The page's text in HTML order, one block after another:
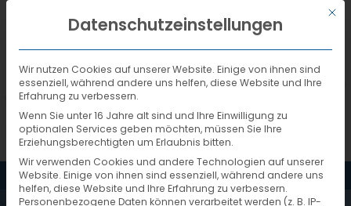
DEUTSCH
MENÜ
Mit
Datenschutzeinstellungen
Wir nutzen Cookies auf unserer Website. Einige von ihnen sind
essenziell, während andere uns helfen, diese Website und Ihre
Erfahrung zu verbessern.
Wenn Sie unter 16 Jahre alt sind und Ihre Einwilligung zu
optionalen Services geben möchten, müssen Sie Ihre
Erziehungsberechtigten um Erlaubnis bitten.
Wir verwenden Cookies und andere Technologien auf unserer
Website. Einige von ihnen sind essenziell, während andere uns
helfen, diese Website und Ihre Erfahrung zu verbessern.
Personenbezogene Daten können verarbeitet werden (z. B. IP-